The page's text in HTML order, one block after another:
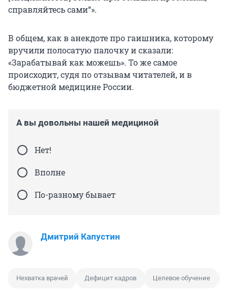
справляйтесь сами“».
В общем, как в анекдоте про гаишника, которому
вручили полосатую палочку и сказали:
«Зарабатывай как можешь». То же самое
происходит, судя по отзывам читателей, и в
бюджетной медицине России.
А вы довольны нашей медициной
Нет!
Вполне
По-разному бывает
Дмитрий Капустин
Нехватка врачей Дефицит кадров Целевое обучение